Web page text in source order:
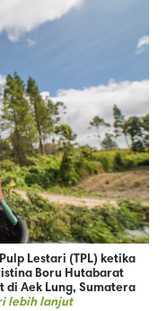
Lestari (TPL) ketika
Boru Hutabarat
di Aek Lung, Sumatera
lebih lanjut